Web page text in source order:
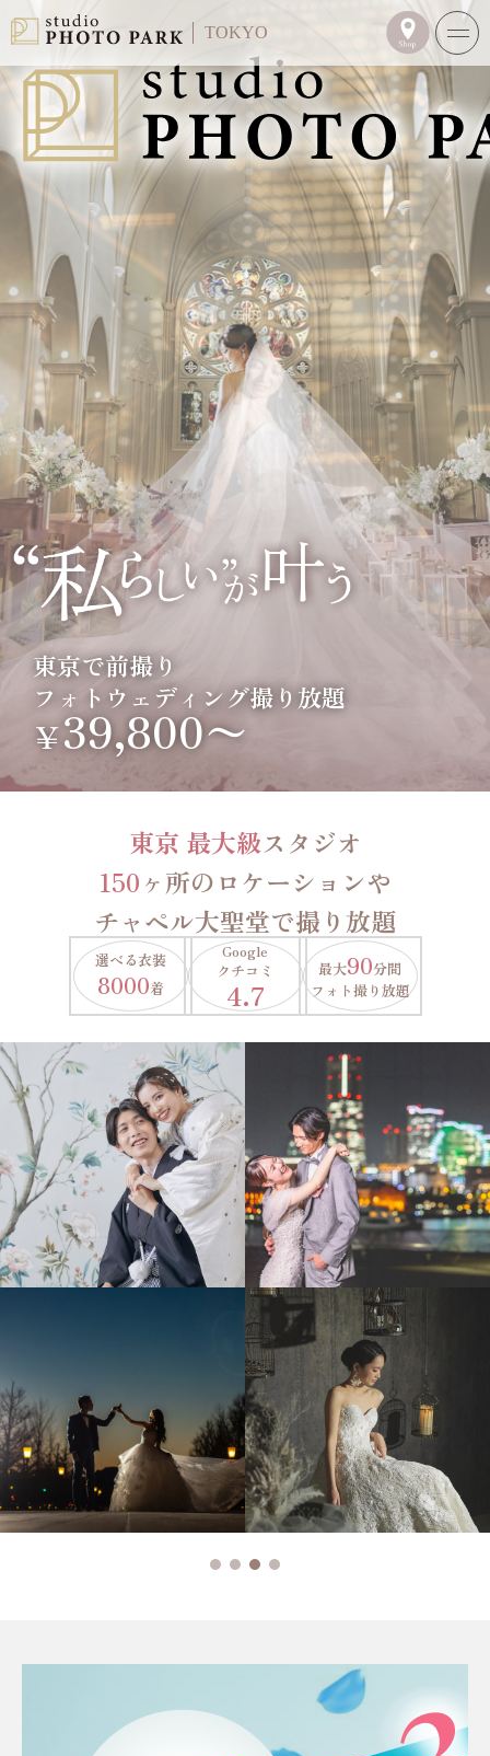
TOKYO
東京で前撮り
フォトウェディング撮り放題
￥39,800〜
東京 最大級スタジオ
150ヶ所のロケーションや
チャペル大聖堂で撮り放題
選べる衣装
8000着
Google
クチコミ
4.7
最大90分間
フォト撮り放題